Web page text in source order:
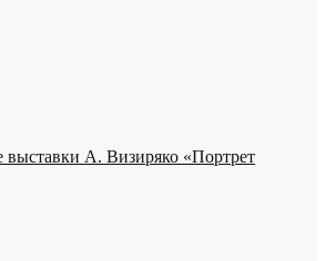
выставки А. Визиряко «Портрет